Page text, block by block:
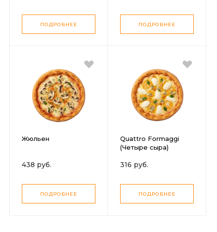
ПОДРОБНЕЕ ПОДРОБНЕЕ
Жюльен
438 руб.
ПОДРОБНЕЕ
Quattro Formaggi
(Четыре сыра)
316 руб.
ПОДРОБНЕЕ